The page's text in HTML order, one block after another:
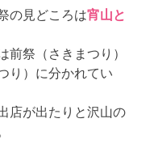
の見どころは宵山と
前祭（さきまつり）
り）に分かれてい
店が出たりと沢山の